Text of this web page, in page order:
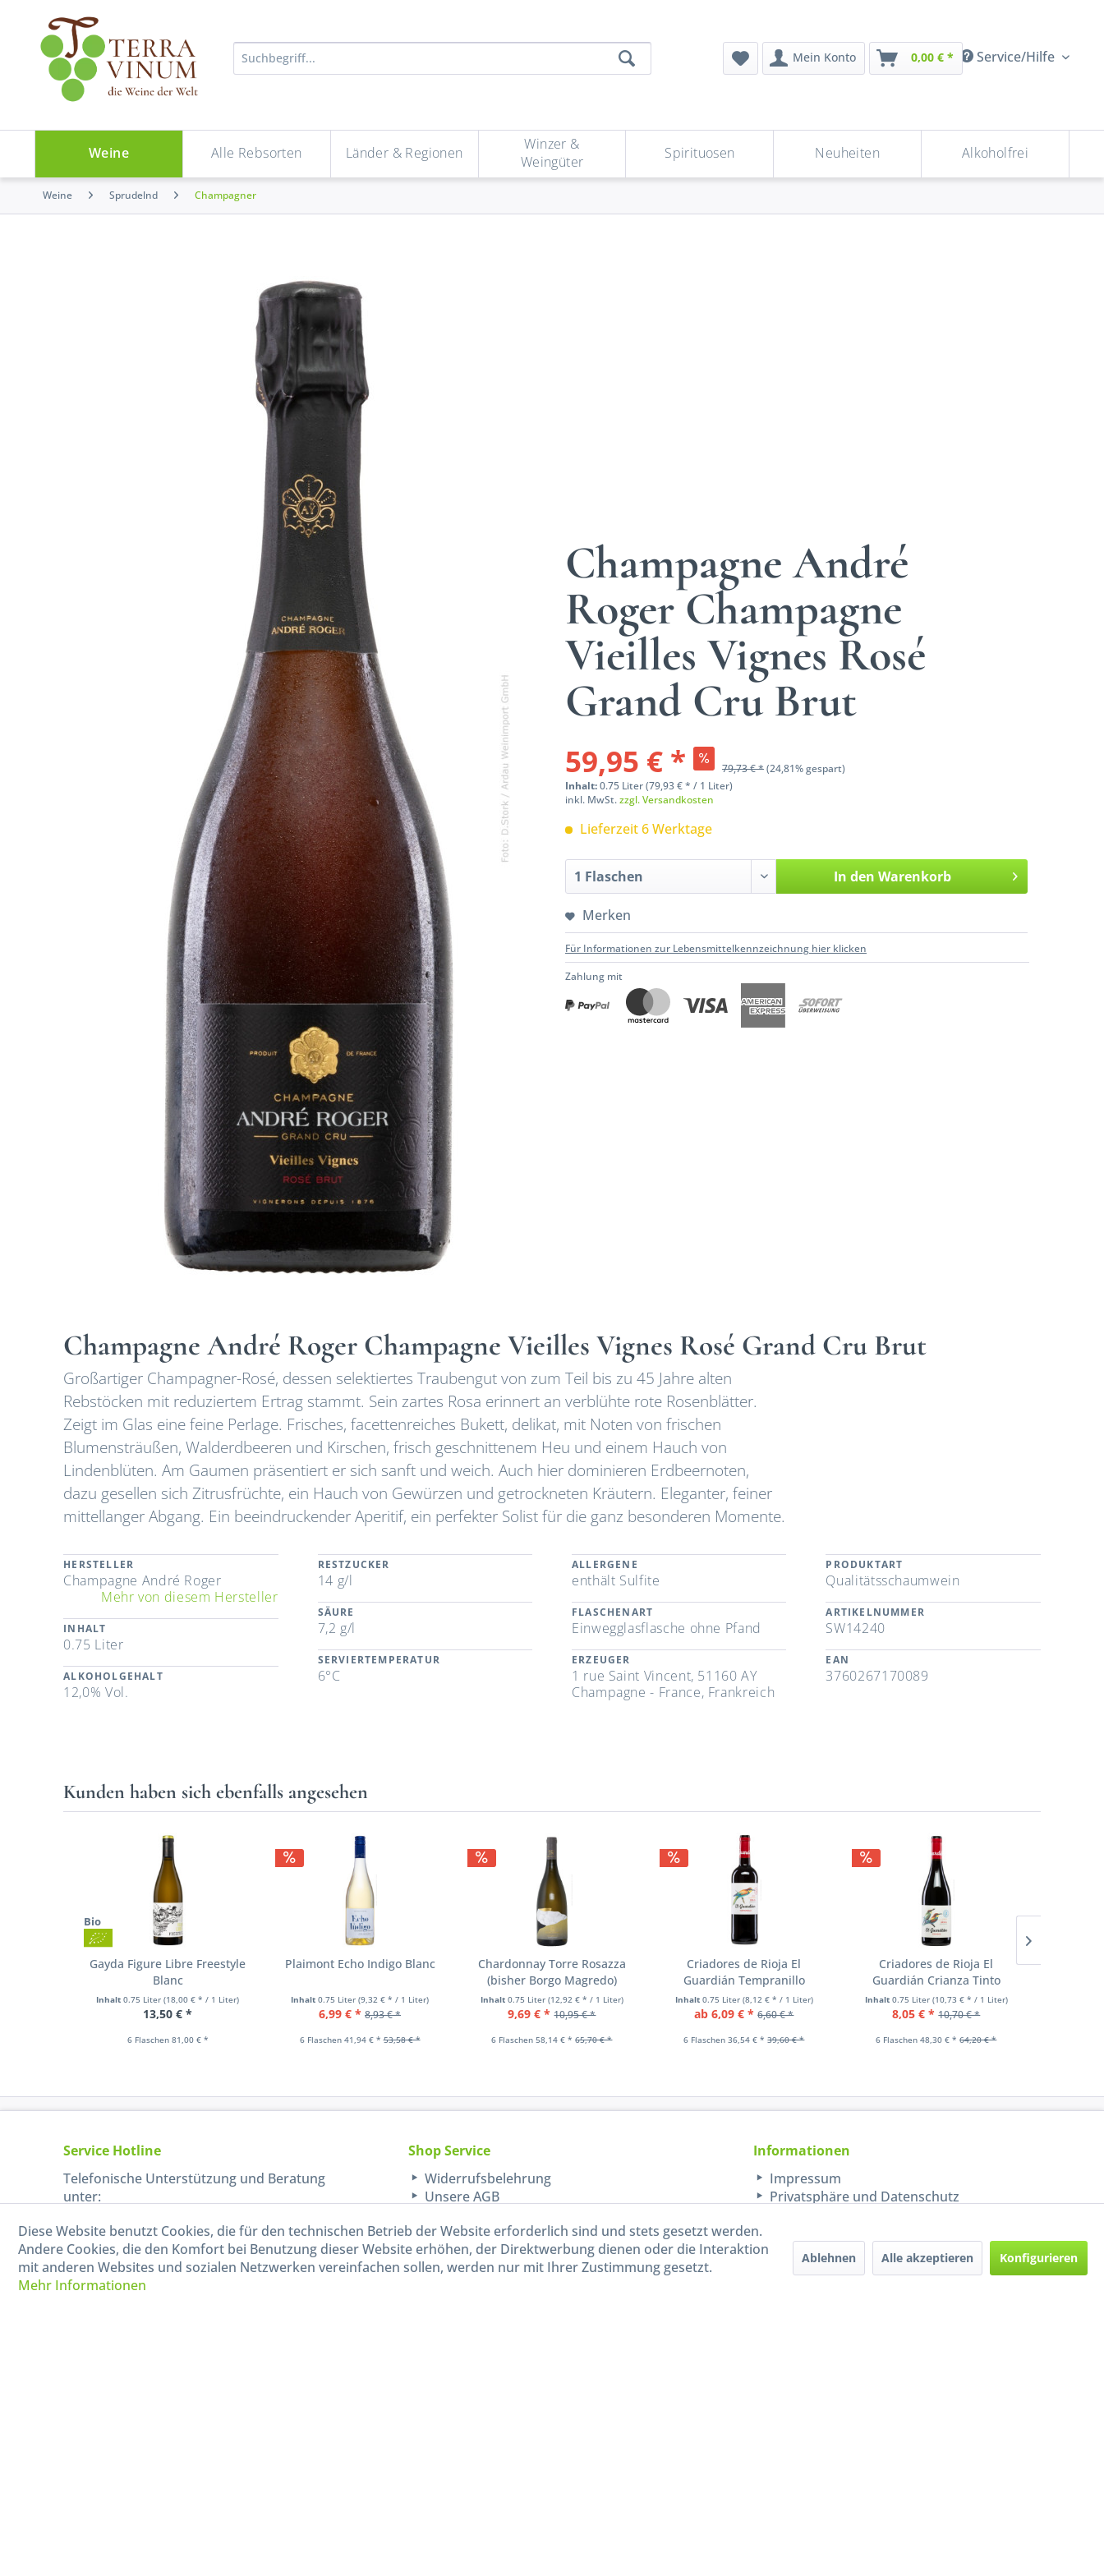
Service/Hilfe
Mein Konto 0,00 € *
Weine Alle Rebsorten Länder & Regionen
Winzer &
Weingüter
Spirituosen Neuheiten Alkoholfrei
Weine Sprudelnd Champagner
Champagne André
Roger Champagne
Vieilles Vignes Rosé
Grand Cru Brut
59,95 € * 79,73 € *(24,81% gespart)
Inhalt:0.75 Liter (79,93 € * / 1 Liter)
inkl. MwSt.zzgl. Versandkosten
Lieferzeit 6 Werktage
In den Warenkorb
Merken
Für Informationen zur Lebensmittelkennzeichnung hier klicken
Zahlung mit
Champagne André Roger Champagne Vieilles Vignes Rosé Grand Cru Brut
Großartiger Champagner-Rosé, dessen selektiertes Traubengut von zum Teil bis zu 45 Jahre alten
Rebstöcken mit reduziertem Ertrag stammt. Sein zartes Rosa erinnert an verblühte rote Rosenblätter.
Zeigt im Glas eine feine Perlage. Frisches, facettenreiches Bukett, delikat, mit Noten von frischen
Blumensträußen, Walderdbeeren und Kirschen, frisch geschnittenem Heu und einem Hauch von
Lindenblüten. Am Gaumen präsentiert er sich sanft und weich. Auch hier dominieren Erdbeernoten,
dazu gesellen sich Zitrusfrüchte, ein Hauch von Gewürzen und getrockneten Kräutern. Eleganter, feiner
mittellanger Abgang. Ein beeindruckender Aperitif, ein perfekter Solist für die ganz besonderen Momente.
HERSTELLER
Champagne André Roger
Mehr von diesem Hersteller
INHALT
0.75 Liter
ALKOHOLGEHALT
12,0% Vol.
RESTZUCKER
14 g/l
SÄURE
7,2 g/l
SERVIERTEMPERATUR
6°C
ALLERGENE
enthält Sulfite
FLASCHENART
Einwegglasflasche ohne Pfand
ERZEUGER
1 rue Saint Vincent, 51160 AY
Champagne - France, Frankreich
PRODUKTART
Qualitätsschaumwein
ARTIKELNUMMER
SW14240
EAN
3760267170089
Kunden haben sich ebenfalls angesehen
Bio
Gayda Figure Libre Freestyle
Blanc
Inhalt0.75 Liter(18,00 € * / 1 Liter)
13,50 € *
6 Flaschen 81,00 € *
Plaimont Echo Indigo Blanc
Inhalt0.75 Liter(9,32 € * / 1 Liter)
6,99 € * 8,93 € *
6 Flaschen 41,94 € * 53,58 € *
Chardonnay Torre Rosazza
(bisher Borgo Magredo)
Inhalt 0.75 Liter (12,92 € * / 1 Liter)
9,69 € * 10,95 € *
6 Flaschen 58,14 € * 65,70 € *
Criadores de Rioja El
Guardián Tempranillo
Inhalt 0.75 Liter (8,12 € * / 1 Liter)
ab 6,09 € * 6,60 € *
6 Flaschen 36,54 € * 39,60 € *
Criadores de Rioja El
Guardián Crianza Tinto
Inhalt 0.75 Liter (10,73 € * / 1 Liter)
8,05 € * 10,70 € *
6 Flaschen 48,30 € * 64,20 € *
Service Hotline
Telefonische Unterstützung und Beratung
unter:
040-880 99 770
Mo-Fr, 09:00 - 15:00 Uhr
Shop Service
Widerrufsbelehrung
Unsere AGB
Informationen
Impressum
Privatsphäre und Datenschutz
Diese Website benutzt Cookies, die für den technischen Betrieb der Website erforderlich sind und stets gesetzt werden.
Andere Cookies, die den Komfort bei Benutzung dieser Website erhöhen, der Direktwerbung dienen oder die Interaktion
mit anderen Websites und sozialen Netzwerken vereinfachen sollen, werden nur mit Ihrer Zustimmung gesetzt.
Mehr Informationen
Ablehnen Alle akzeptieren Konfigurieren